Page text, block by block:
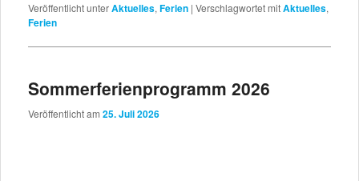
Veröffentlicht unterAktuelles, Ferien | Verschlagwortet mitAktuelles,
Ferien
Sommerferienprogramm 2026
Veröffentlicht am 25. Juli 2026